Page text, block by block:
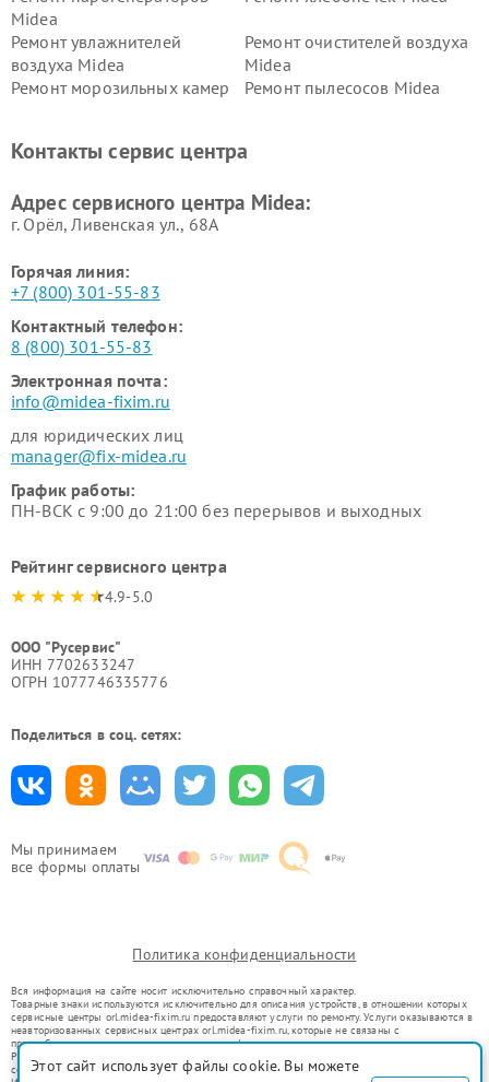
Мы принимаем
все формы оплаты
Midea
Ремонт увлажнителей
воздуха Midea
Ремонт очистителей воздуха
Midea
Ремонт морозильных камер
Ремонт пылесосов Midea
пылесосов Midea
Midea
Контакты сервис центра
Адрес сервисного центра Midea:
г. Орёл, Ливенская ул., 68А
Горячая линия:
+7 (800) 301-55-83
Контактный телефон:
8 (800) 301-55-83
Электронная почта:
info@midea-fixim.ru
для юридических лиц
manager@fix-midea.ru
График работы:
ПН-ВСК с 9:00 до 21:00 без перерывов и выходных
Рейтинг сервисного центра
4.9-5.0
ООО "Русервис"
ИНН 7702633247
ОГРН 1077746335776
Поделиться в соц. сетях:
Политика конфиденциальности
Вся информация на сайте носит исключительно справочный характер.
Товарные знаки используются исключительно для описания устройств, в отношении которых
сервисные центры orl.midea-fixim.ru предоставляют услуги по ремонту. Услуги оказываются в
неавторизованных сервисных центрах orl.midea-fixim.ru, которые не связаны с
правообладателями товарных знаков или их официальными представителями.
Ремонт осуществляется для устройств, уже введенных в гражданский оборот в соответствии
со статьей 1487 ГК РФ.
Этот сайт использует файлы cookie. Вы можете